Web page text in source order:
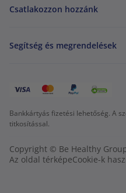
Csatlakozzon hozzánk
Segítség és megrendelések
Bankkártyás fizetési lehetőség. A
titkosítással.
Copyright © Be Healthy Group
Az oldal térképeCookie-k